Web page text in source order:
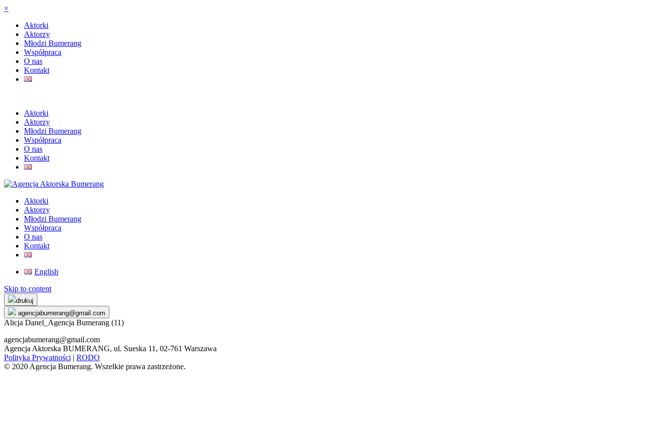
×
Aktorki
Aktorzy
Młodzi Bumerang
Współpraca
O nas
Kontakt
Aktorki
Aktorzy
Młodzi Bumerang
Współpraca
O nas
Kontakt
Aktorki
Aktorzy
Młodzi Bumerang
Współpraca
O nas
Kontakt
English
Skip to content
drukuj
agencjabumerang@gmail.com
Alicja Danel_Agencja Bumerang (11)
agencjabumerang@gmail.com
Agencja Aktorska BUMERANG, ul. Sueska 11, 02-761 Warszawa
Polityka Prywatności | RODO
© 2020 Agencja Bumerang. Wszelkie prawa zastrzeżone.